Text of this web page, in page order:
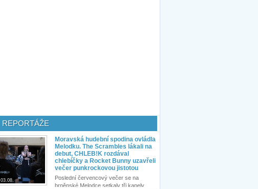
REPORTÁŽE
03.08.
Moravská hudební spodina ovládla
Melodku. The Scrambles lákali na
debut, CHLEB!K rozdával
chlebíčky a Rocket Bunny uzavřeli
večer punkrockovou jistotou
Poslední červencový večer se na
brněnské Melodce setkaly tři kapely...